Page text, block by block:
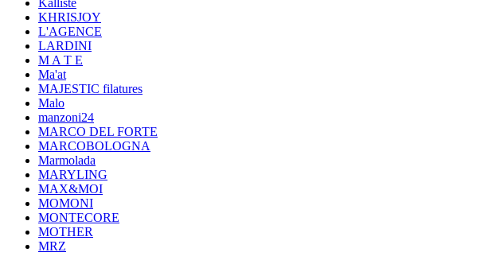
Kalliste
KHRISJOY
L'AGENCE
LARDINI
M A T E
Ma'at
MAJESTIC filatures
Malo
manzoni24
MARCO DEL FORTE
MARCOBOLOGNA
Marmolada
MARYLING
MAX&MOI
MOMONI
MONTECORE
MOTHER
MRZ